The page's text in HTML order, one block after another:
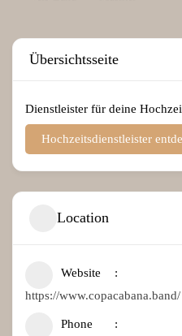
Übersichtsseite
Dienstleister für deine
Hochzeitsdienstleister
Location
Website
https://www.copacabana.band/
Phone